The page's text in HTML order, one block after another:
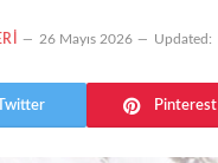
26 Mayıs 2026 Updated:
Twitter Pinterest